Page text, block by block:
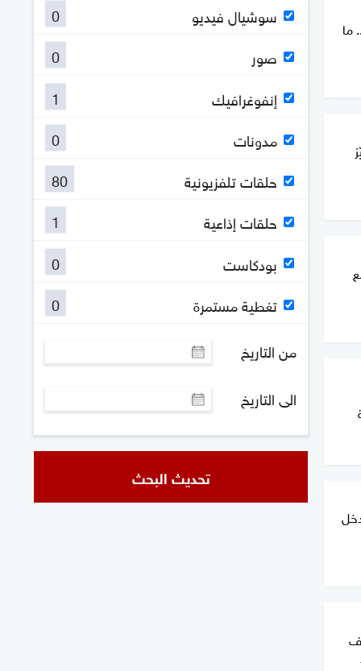
ما
سوشيال فيديو
0
صور
0
إنفوغرافيك
1
مدونات
0
حلقات تلفزيونية
80
حلقات إذاعية
1
بودكاست
0
تغطية مستمرة
0
من التاريخ
الى التاريخ
تحديث البحث